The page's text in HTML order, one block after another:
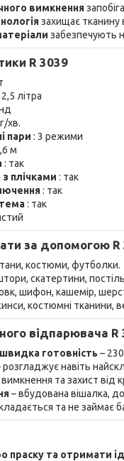
вимкнення
захищає тканину
забезпечують
R 3039
2,5 літра
хв.
пари : 3 режими
м
: так
плічками : так
: так
: так
за допомогою R
костюми, футболки.
скатертини,
шифон, кашемір,
костюмні тканини,
відпарювача R
готовність –
розгладжує навіть
та захист від
– вбудована вішалка,
та не займає
праску та отримати